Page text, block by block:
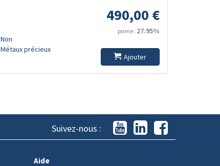
Non
Métaux précieux
490,00 €
prime : 27.95%
Ajouter
Suivez-nous :
Aide